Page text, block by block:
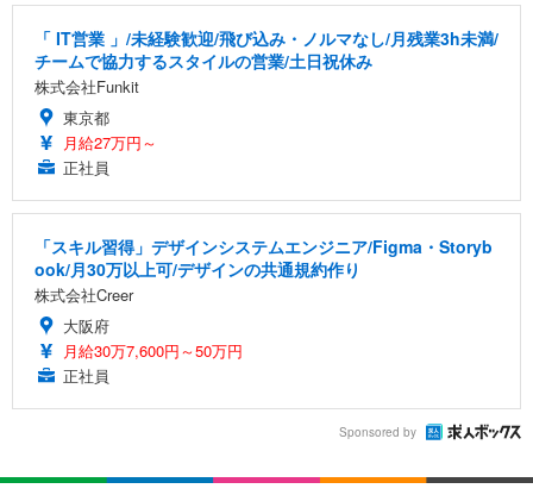
「 IT営業 」/未経験歓迎/飛び込み・ノルマなし/月残業3h未満/
チームで協力するスタイルの営業/土日祝休み
株式会社Funkit
東京都
月給27万円～
正社員
「スキル習得」デザインシステムエンジニア/Figma・Storyb
ook/月30万以上可/デザインの共通規約作り
株式会社Creer
大阪府
月給30万7,600円～50万円
正社員
Sponsored by